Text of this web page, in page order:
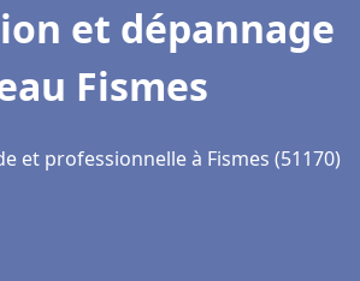
et dépannage
Fismes
et professionnelle à Fismes (51170)